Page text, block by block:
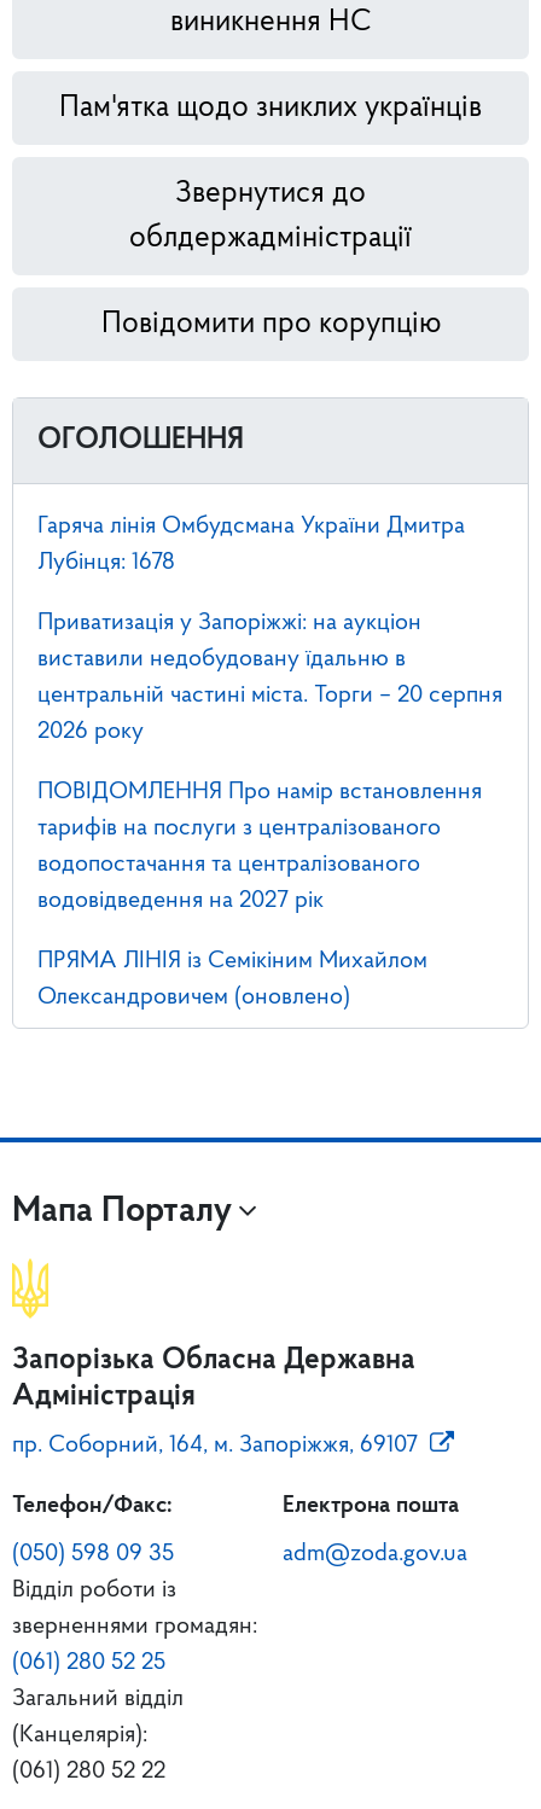
виникнення НС
Пам'ятка щодо зниклих українців
Звернутися до
облдержадміністрації
Повідомити про корупцію
ОГОЛОШЕННЯ
Гаряча лінія Омбудсмана України Дмитра
Лубінця: 1678
Приватизація у Запоріжжі: на аукціон
виставили недобудовану їдальню в
центральній частині міста. Торги – 20 серпня
2026 року
ПОВІДОМЛЕННЯ Про намір встановлення
тарифів на послуги з централізованого
водопостачання та централізованого
водовідведення на 2027 рік
ПРЯМА ЛІНІЯ із Семікіним Михайлом
Олександровичем (оновлено)
Мапа Порталу
Запорізька Обласна Державна
Адміністрація
пр. Соборний, 164, м. Запоріжжя, 69107
Телефон/Факс:
(050) 598 09 35
Відділ роботи із
зверненнями громадян:
(061) 280 52 25
Загальний відділ
(Канцелярія):
(061) 280 52 22
Електрона пошта
adm@zoda.gov.ua